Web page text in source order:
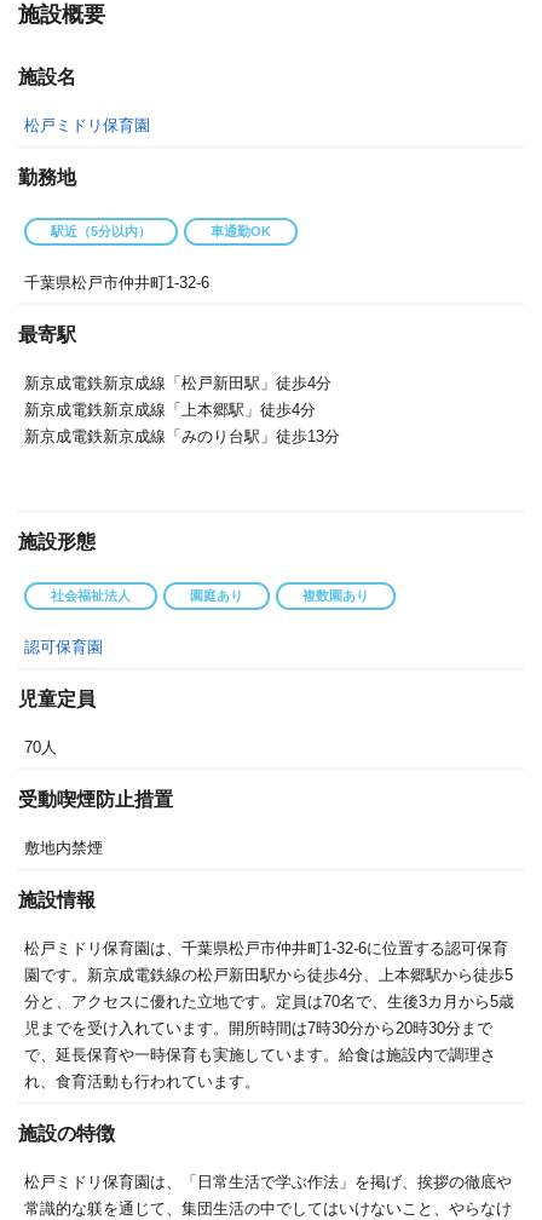
施設概要
施設名
松戸ミドリ保育園
勤務地
駅近（5分以内） 車通勤OK
千葉県松戸市仲井町1-32-6
最寄駅
新京成電鉄新京成線「松戸新田駅」徒歩4分
新京成電鉄新京成線「上本郷駅」徒歩4分
新京成電鉄新京成線「みのり台駅」徒歩13分
施設形態
社会福祉法人 園庭あり 複数園あり
認可保育園
児童定員
70人
受動喫煙防止措置
敷地内禁煙
施設情報
松戸ミドリ保育園は、千葉県松戸市仲井町1-32-6に位置する認可保育
園です。新京成電鉄線の松戸新田駅から徒歩4分、上本郷駅から徒歩5
分と、アクセスに優れた立地です。定員は70名で、生後3カ月から5歳
児までを受け入れています。開所時間は7時30分から20時30分まで
で、延長保育や一時保育も実施しています。給食は施設内で調理さ
れ、食育活動も行われています。
施設の特徴
松戸ミドリ保育園は、「日常生活で学ぶ作法」を掲げ、挨拶の徹底や
常識的な躾を通じて、集団生活の中でしてはいけないこと、やらなけ